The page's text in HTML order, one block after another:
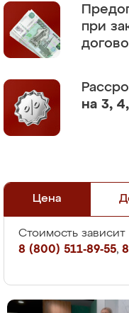
при
на 3,
Цена
Стоимость зависит
8 (800) 511-89-55,